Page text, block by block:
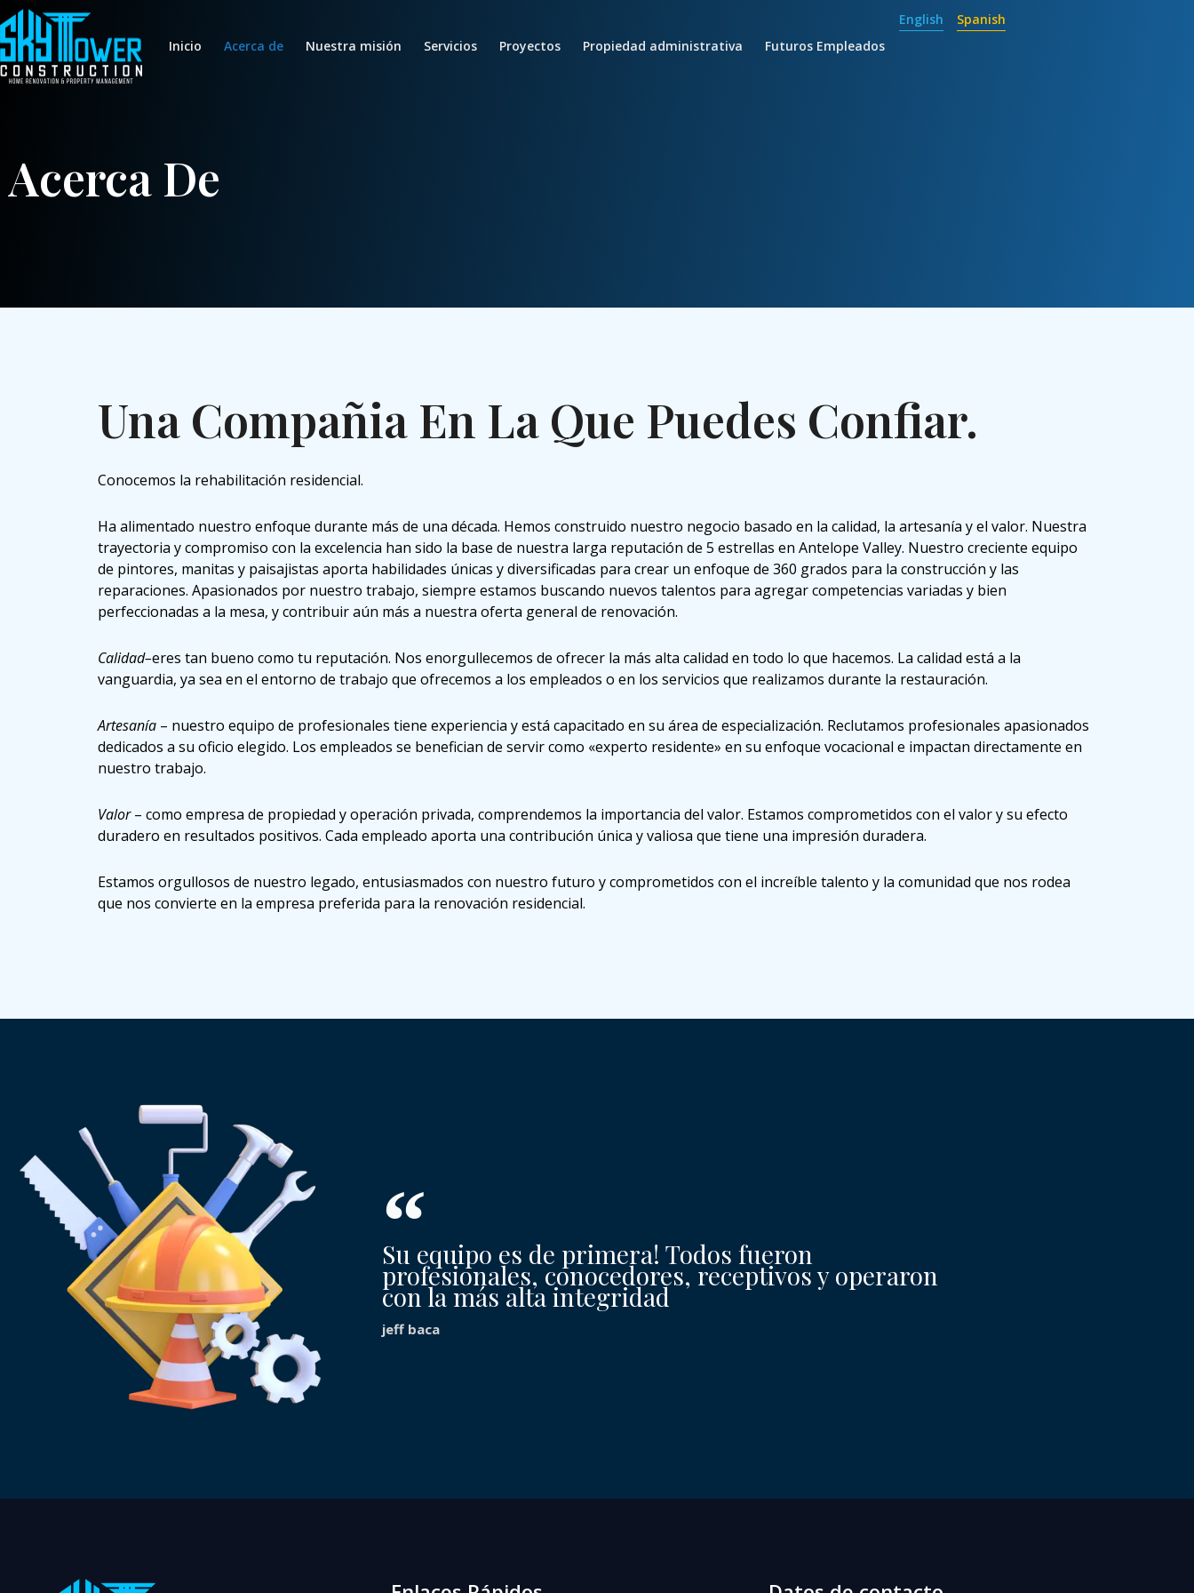
al
contenido
Inicio Acerca de Nuestra misión Servicios Proyectos Propiedad administrativa Futuros Empleados
English Spanish
Acerca De
Una Compañia En La Que Puedes Confiar.
Conocemos la rehabilitación residencial.
Ha alimentado nuestro enfoque durante más de una década. Hemos construido nuestro negocio basado en la calidad, la artesanía y el valor. Nuestra
trayectoria y compromiso con la excelencia han sido la base de nuestra larga reputación de 5 estrellas en Antelope Valley. Nuestro creciente equipo
de pintores, manitas y paisajistas aporta habilidades únicas y diversificadas para crear un enfoque de 360 grados para la construcción y las
reparaciones. Apasionados por nuestro trabajo, siempre estamos buscando nuevos talentos para agregar competencias variadas y bien
perfeccionadas a la mesa, y contribuir aún más a nuestra oferta general de renovación.
Calidad–eres tan bueno como tu reputación. Nos enorgullecemos de ofrecer la más alta calidad en todo lo que hacemos. La calidad está a la
vanguardia, ya sea en el entorno de trabajo que ofrecemos a los empleados o en los servicios que realizamos durante la restauración.
Artesanía – nuestro equipo de profesionales tiene experiencia y está capacitado en su área de especialización. Reclutamos profesionales apasionados
dedicados a su oficio elegido. Los empleados se benefician de servir como «experto residente» en su enfoque vocacional e impactan directamente en
nuestro trabajo.
Valor– como empresa de propiedad y operación privada, comprendemos la importancia del valor. Estamos comprometidos con el valor y su efecto
duradero en resultados positivos. Cada empleado aporta una contribución única y valiosa que tiene una impresión duradera.
Estamos orgullosos de nuestro legado, entusiasmados con nuestro futuro y comprometidos con el increíble talento y la comunidad que nos rodea
que nos convierte en la empresa preferida para la renovación residencial.
Su equipo es de primera! Todos fueron
profesionales, conocedores, receptivos y operaron
con la más alta integridad
jeff baca